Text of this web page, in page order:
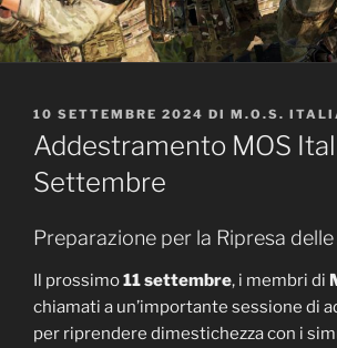
PUBBLICATO
IL
10 SETTEMBRE 2024 DI M.O.S.
Addestramento MOS
Settembre
Preparazione per la Ripresa
Il prossimo11 settembre, i membri di
chiamati a un’importante sessione di
per riprendere dimestichezza con i